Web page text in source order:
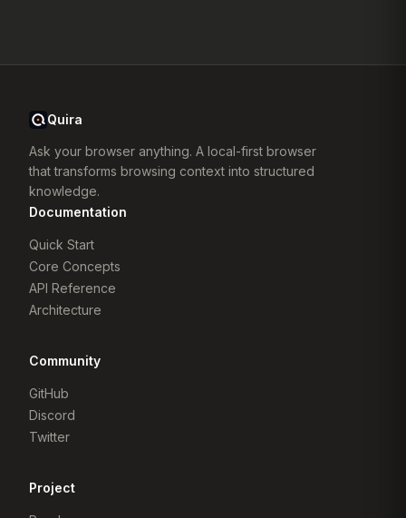
Quira
Ask your browser anything. A local-first browser
that transforms browsing context into structured
knowledge.
Documentation
Quick Start
Core Concepts
API Reference
Architecture
Community
GitHub
Discord
Twitter
Project